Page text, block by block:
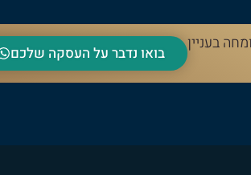
בעניין בואו נדבר על העסקה שלכם